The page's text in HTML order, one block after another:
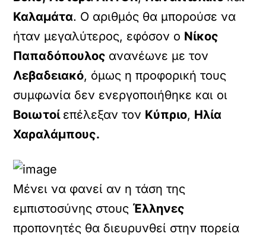
Καλαμάτα. Ο αριθμός θα μπορούσε να
ήταν μεγαλύτερος, εφόσον ο Νίκος
Παπαδόπουλος ανανέωνε με τον
Λεβαδειακό, όμως η προφορική τους
συμφωνία δεν ενεργοποιήθηκε και οι
Βοιωτοί επέλεξαν τον Κύπριο, Ηλία
Χαραλάμπους.
Μένει να φανεί αν η τάση της
εμπιστοσύνης στους Έλληνες
προπονητές θα διευρυνθεί στην πορεία